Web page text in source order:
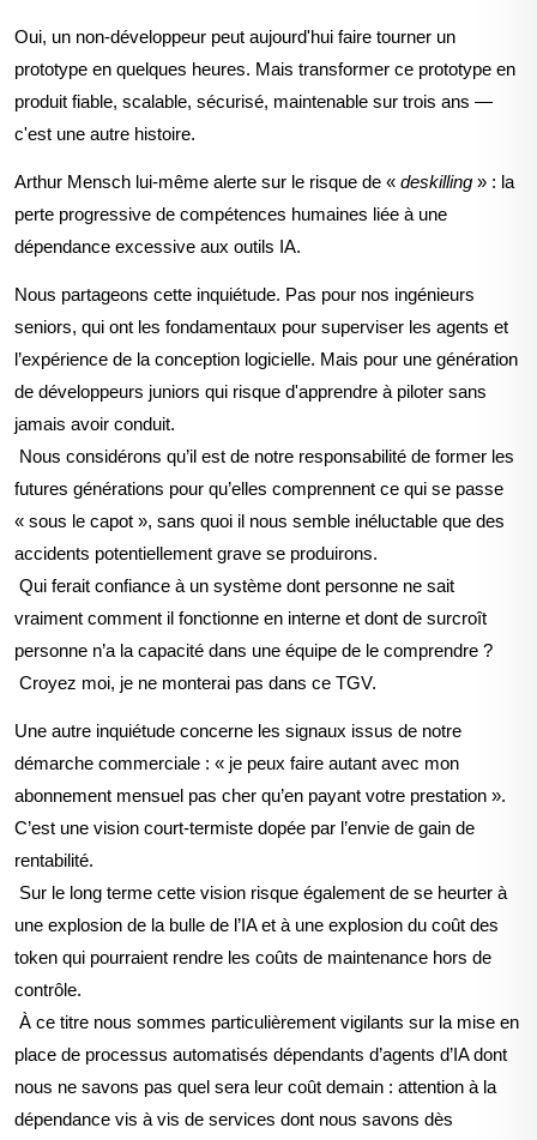
Oui, un non-développeur peut aujourd'hui faire tourner un
prototype en quelques heures. Mais transformer ce prototype en
produit fiable, scalable, sécurisé, maintenable sur trois ans —
c'est une autre histoire.
Arthur Mensch lui-même alerte sur le risque de « deskilling » : la
perte progressive de compétences humaines liée à une
dépendance excessive aux outils IA.
Nous partageons cette inquiétude. Pas pour nos ingénieurs
seniors, qui ont les fondamentaux pour superviser les agents et
l’expérience de la conception logicielle. Mais pour une génération
de développeurs juniors qui risque d'apprendre à piloter sans
jamais avoir conduit.
Nous considérons qu’il est de notre responsabilité de former les
futures générations pour qu’elles comprennent ce qui se passe
« sous le capot », sans quoi il nous semble inéluctable que des
accidents potentiellement grave se produirons.
Qui ferait confiance à un système dont personne ne sait
vraiment comment il fonctionne en interne et dont de surcroît
personne n’a la capacité dans une équipe de le comprendre ?
Croyez moi, je ne monterai pas dans ce TGV.
Une autre inquiétude concerne les signaux issus de notre
démarche commerciale : « je peux faire autant avec mon
abonnement mensuel pas cher qu’en payant votre prestation ».
C’est une vision court-termiste dopée par l’envie de gain de
rentabilité.
Sur le long terme cette vision risque également de se heurter à
une explosion de la bulle de l’IA et à une explosion du coût des
token qui pourraient rendre les coûts de maintenance hors de
contrôle.
À ce titre nous sommes particulièrement vigilants sur la mise en
place de processus automatisés dépendants d’agents d’IA dont
nous ne savons pas quel sera leur coût demain : attention à la
dépendance vis à vis de services dont nous savons dès